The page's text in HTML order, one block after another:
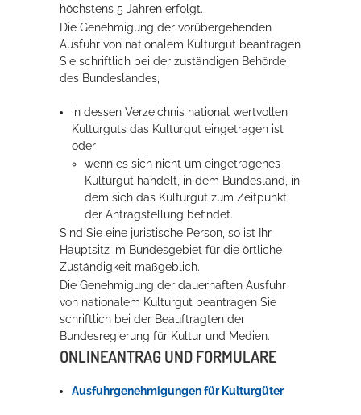
mehr dazu...
höchstens 5 Jahren erfolgt.
Die Genehmigung der vorübergehenden
Ausfuhr von nationalem Kulturgut beantragen
Sie schriftlich bei der zuständigen Behörde
des Bundeslandes,
in dessen Verzeichnis national wertvollen
Kulturguts das Kulturgut eingetragen ist
oder
wenn es sich nicht um eingetragenes
Kulturgut handelt, in dem Bundesland, in
dem sich das Kulturgut zum Zeitpunkt
der Antragstellung befindet.
Sind Sie eine juristische Person, so ist Ihr
Hauptsitz im Bundesgebiet für die örtliche
Zuständigkeit maßgeblich.
Die Genehmigung der dauerhaften Ausfuhr
von nationalem Kulturgut beantragen Sie
schriftlich bei der Beauftragten der
Bundesregierung für Kultur und Medien.
ONLINEANTRAG UND FORMULARE
Ausfuhrgenehmigungen für Kulturgüter